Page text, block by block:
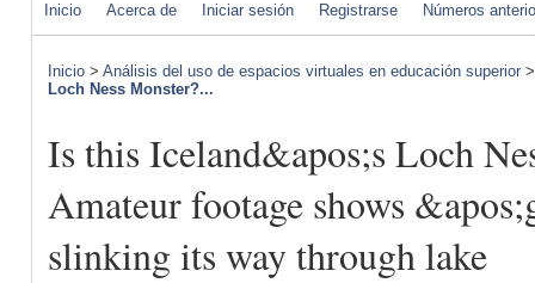
Inicio Acerca de Iniciar sesión Registrarse Números
Inicio > Análisis del uso de espacios virtuales en educación superior
Loch Ness Monster?...
Is this Iceland&apos;s Loch
Amateur footage shows
slinking its way through lake